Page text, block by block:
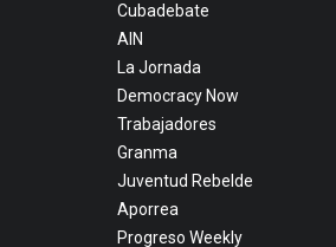
Cubadebate
AIN
La Jornada
Democracy Now
Trabajadores
Granma
Juventud Rebelde
Aporrea
Progreso Weekly